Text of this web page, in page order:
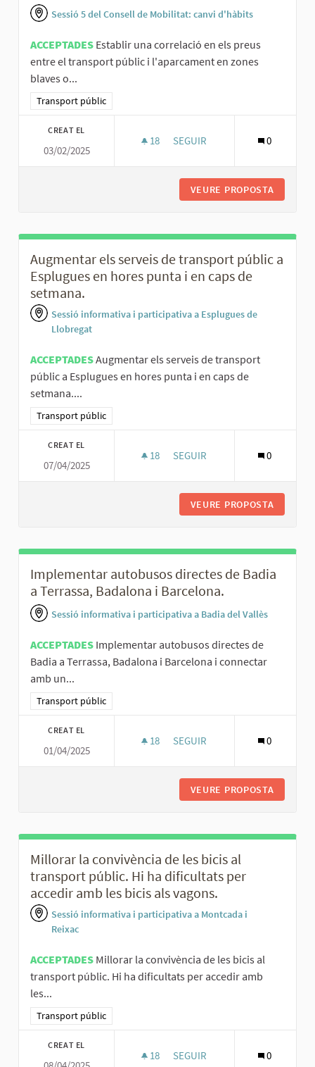
Sessió 5 del Consell de Mobilitat: canvi d'hàbits
ACCEPTADES Establir una correlació en els preus
entre el transport públic i l'aparcament en zones
blaves o...
Resultats al filtrar per la categoria: Transport públic
Transport públic
CREAT EL
03/02/2025
18 18 SEGUIDORES
SEGUIR 0
VEURE PROPOSTA
Augmentar els serveis de transport públic a
Esplugues en hores punta i en caps de
setmana.
Sessió informativa i participativa a Esplugues de
Llobregat
ACCEPTADESAugmentar els serveis de transport
públic a Esplugues en hores punta i en caps de
setmana....
Resultats al filtrar per la categoria: Transport públic
Transport públic
CREAT EL
07/04/2025
18 18 SEGUIDORES
SEGUIR 0
VEURE PROPOSTA
Implementar autobusos directes de Badia
a Terrassa, Badalona i Barcelona.
Sessió informativa i participativa a Badia del Vallès
ACCEPTADES Implementar autobusos directes de
Badia a Terrassa, Badalona i Barcelona i connectar
amb un...
Resultats al filtrar per la categoria: Transport públic
Transport públic
CREAT EL
01/04/2025
18 18 SEGUIDORES
SEGUIR 0
VEURE PROPOSTA
Millorar la convivència de les bicis al
transport públic. Hi ha dificultats per
accedir amb les bicis als vagons.
Sessió informativa i participativa a Montcada i
Reixac
ACCEPTADES Millorar la convivència de les bicis al
transport públic. Hi ha dificultats per accedir amb
les...
Resultats al filtrar per la categoria: Transport públic
Transport públic
CREAT EL
18 18 SEGUIDORES
SEGUIR 0